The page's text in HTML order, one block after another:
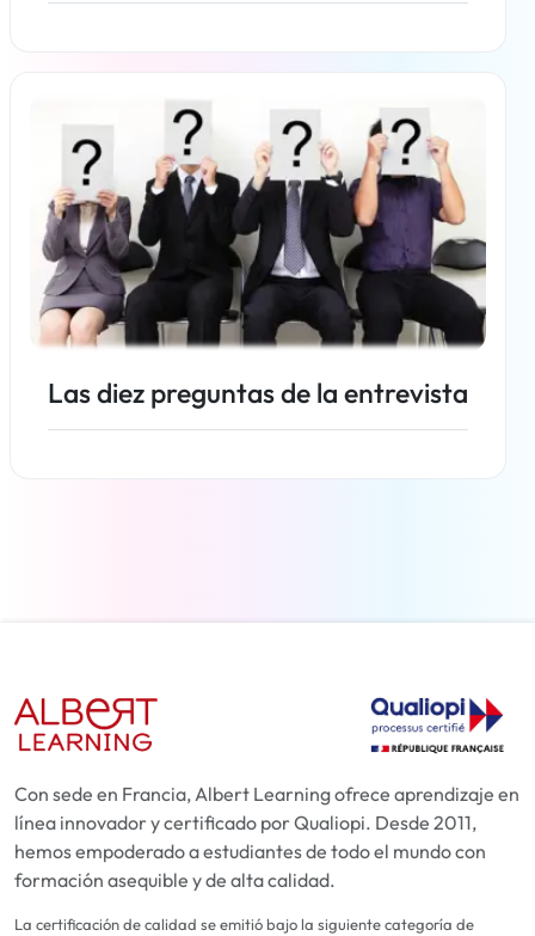
Las diez preguntas de la entrevista
Con sede en Francia, Albert Learning ofrece aprendizaje en
línea innovador y certificado por Qualiopi. Desde 2011,
hemos empoderado a estudiantes de todo el mundo con
formación asequible y de alta calidad.
La certificación de calidad se emitió bajo la siguiente categoría de